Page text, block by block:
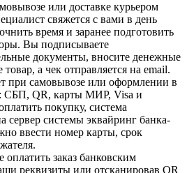
или доставке курьером
свяжется с вами в день
время и заранее подготовить
Вы подписываете
документы, вносите денежные
товар, а чек отправляется на email.
при самовывозе или оформлении в
СБП, QR, карты МИР, Visa и
покупку, система
сервер системы эквайринг банка-
ввести номер карты, срок
заказ банковским
реквизиты или отсканировав QR